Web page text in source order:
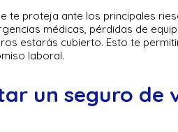
te proteja ante los principales
médicas, pérdidas de
estarás cubierto. Esto te
laboral.
un seguro de